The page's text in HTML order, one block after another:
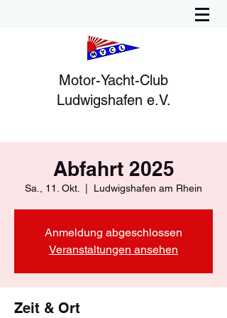
Motor-Yacht-Club
Ludwigshafen e.V.
Abfahrt 2025
Sa., 11. Okt. Ludwigshafen am Rhein
Anmeldung abgeschlossen
Veranstaltungen ansehen
Zeit & Ort